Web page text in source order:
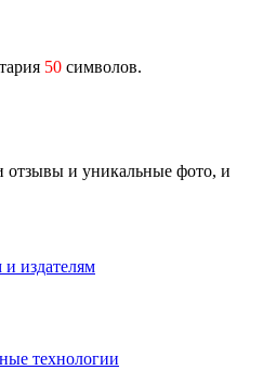
50 символов.
отзывы и уникальные фото, и
издателям
технологии